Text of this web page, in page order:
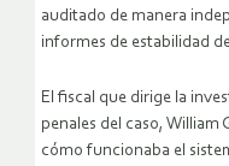
auditado de manera
informes de estabilidad
El fiscal que dirige la
penales del caso, William
cómo funcionaba el